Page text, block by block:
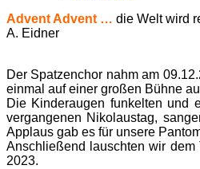
Advent Advent … die Welt wird
A. Eidner
Der Spatzenchor nahm am
einmal auf einer großen Bühne
Die Kinderaugen funkelten und
vergangenen Nikolaustag,
Applaus gab es für unsere
Anschließend lauschten wir
2023.